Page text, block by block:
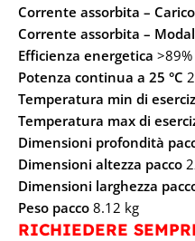
Corrente assorbita –
Corrente assorbita –
Efficienza energetica >89%
Potenza continua a 25 °C
Temperatura min di
Temperatura max di
Dimensioni profondità
Dimensioni altezza pacco
Dimensioni larghezza
Peso pacco 8.12 kg
RICHIEDERE